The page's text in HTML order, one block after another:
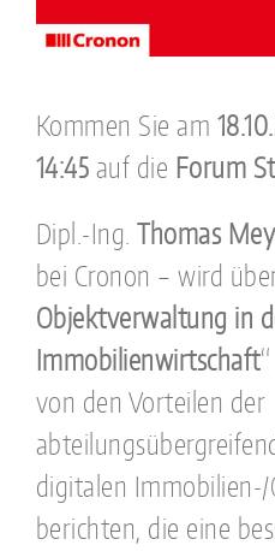
Kommen Sie am
14:45 auf die Forum
Dipl.-Ing.Thomas
bei Cronon – wird
Objektverwaltung in
Immobilienwirtschaft
von den Vorteilen der
digitalen
berichten, die eine